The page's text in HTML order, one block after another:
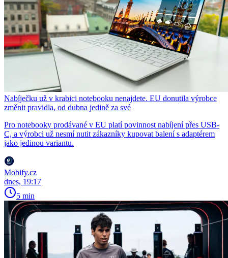
Nabíječku už v krabici notebooku nenajdete. EU donutila výrobce
změnit pravidla, od dubna jedině za své
Pro notebooky prodávané v EU platí povinnost nabíjení přes USB-
C, a výrobci už nesmí nutit zákazníky kupovat balení s adaptérem
jako jedinou variantu.
Mobify.cz
dnes, 19:17
5 min